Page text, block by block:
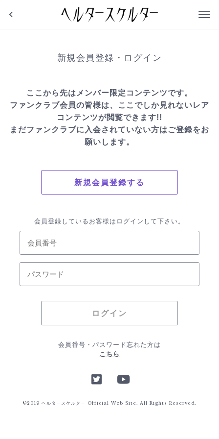
ヘルタースケルター
新規会員登録・ログイン
ここから先はメンバー限定コンテンツです。
ファンクラブ会員の皆様は、ここでしか見れないレア
コンテンツが閲覧できます!!
まだファンクラブに入会されていない方はご登録をお
願いします。
新規会員登録する
会員登録しているお客様はログインして下さい。
会員番号・パスワード忘れた方は
こちら
Twitter YouTube
©2019 ヘルタースケルター Official Web Site. All Rights Reserved.